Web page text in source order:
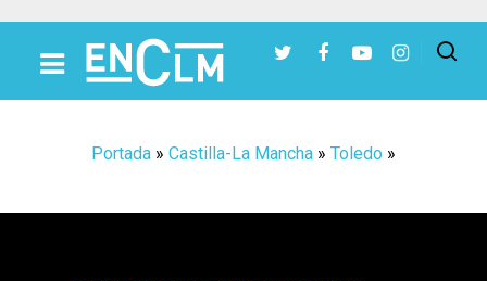
Portada » Castilla-La Mancha » Toledo »